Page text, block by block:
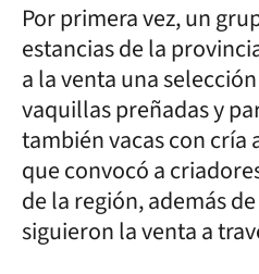
Por primera vez, un
estancias de la
a la venta una
vaquillas preñadas y
también vacas con cría
que convocó a
de la región, además
siguieron la venta a